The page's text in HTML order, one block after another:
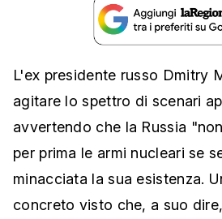
L'ex presidente russo Dmitry
agitare lo spettro di scenari
avvertendo che la Russia
per prima le armi nucleari se
minacciata la sua esistenza.
concreto visto che, a suo